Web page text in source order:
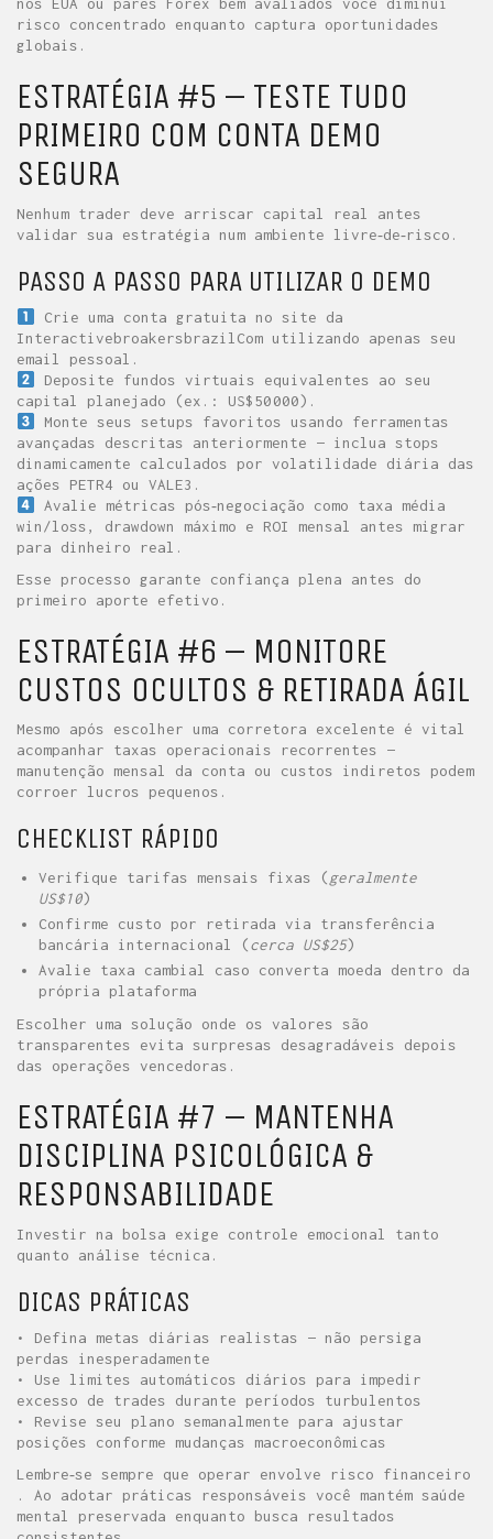
risco concentrado enquanto captura oportunidades
globais.
ESTRATÉGIA #5 – TESTE TUDO
PRIMEIRO COM CONTA DEMO
SEGURA
Nenhum trader deve arriscar capital real antes
validar sua estratégia num ambiente livre‑de‑risco.
PASSO A PASSO PARA UTILIZAR O DEMO
Crie uma conta gratuita no site da
Interactivebroakersbrazi​l​Com utilizando apenas seu
email pessoal.
Deposite fundos virtuais equivalentes ao seu
capital planejado (ex.: US$50 000).
Monte seus setups favoritos usando ferramentas
avançadas descritas anteriormente — inclua stops
dinamicamente calculados por volatilidade diária das
ações PETR4 ou VALE3.​
Avalie métricas pós‑negociação como taxa média
win/loss, drawdown máximo e ROI mensal antes migrar
para dinheiro real.
Esse processo garante confiança plena antes do
primeiro aporte efetivo.
ESTRATÉGIA #6 – MONITORE
CUSTOS OCULTOS & RETIRADA ÁGIL
Mesmo após escolher uma corretora excelente é vital
acompanhar taxas operacionais recorrentes —
manutenção mensal da conta ou custos indiretos podem
corroer lucros pequenos.
CHECKLIST RÁPIDO
Verifique tarifas mensais fixas (geralmente
US$10)
Confirme custo por retirada via transferência
bancária internacional (cerca US$25)
Avalie taxa cambial caso converta moeda dentro da
própria plataforma
Escolher uma solução onde os valores são
transparentes evita surpresas desagradáveis depois
das operações vencedoras.
ESTRATÉGIA #7 – MANTENHA
DISCIPLINA PSICOLÓGICA &
RESPONSABILIDADE
Investir na bolsa exige controle emocional tanto
quanto análise técnica.
DICAS PRÁTICAS
• Defina metas diárias realistas — não persiga
perdas inesperadamente
• Use limites automáticos diários para impedir
excesso de trades durante períodos turbulentos
• Revise seu plano semanalmente para ajustar
posições conforme mudanças macroeconômicas
Lembre‑se sempre que operar envolve risco financeiro
. Ao adotar práticas responsáveis você mantém saúde
mental preservada enquanto busca resultados